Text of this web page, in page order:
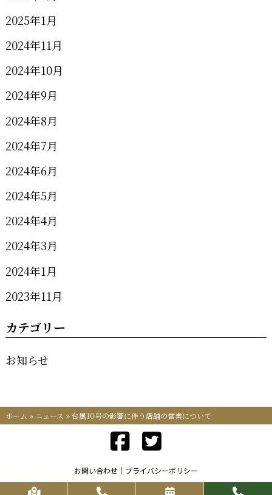
2025年1月
2024年11月
2024年10月
2024年9月
2024年8月
2024年7月
2024年6月
2024年5月
2024年4月
2024年3月
2024年1月
2023年11月
カテゴリー
お知らせ
ホーム » ニュース »台風10号の影響に伴う店舗の営業について
お問い合わせ プライバシーポリシー